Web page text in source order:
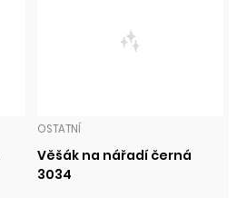
OSTATNÍ
Věšák na nářadí černá
3034